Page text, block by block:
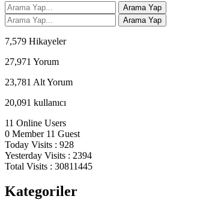
7,579 Hikayeler
27,971 Yorum
23,781 Alt Yorum
20,091 kullanıcı
11 Online Users
0 Member 11 Guest
Today Visits : 928
Yesterday Visits : 2394
Total Visits : 30811445
Kategoriler